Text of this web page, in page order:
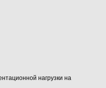
нагрузки на